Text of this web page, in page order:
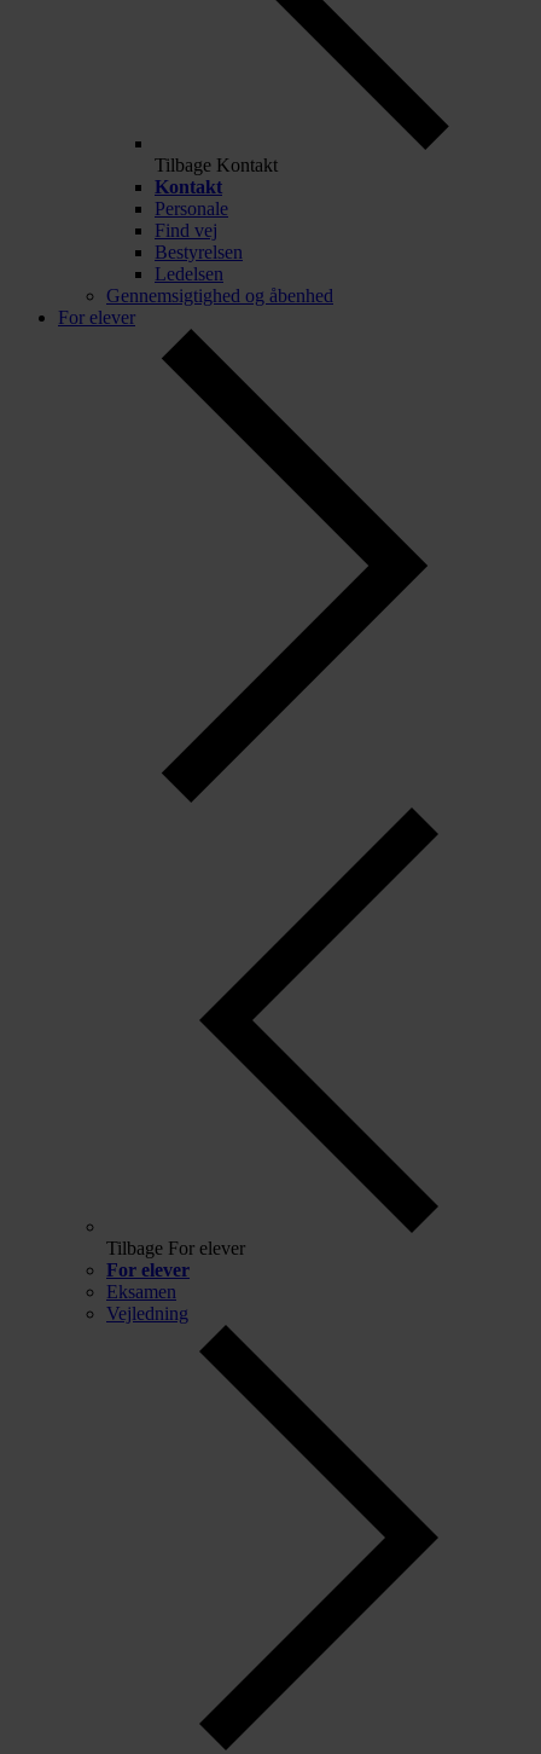
Tilbage Kontakt
Kontakt
Personale
Find vej
Bestyrelsen
Ledelsen
Gennemsigtighed og åbenhed
For elever
Tilbage For elever
For elever
Eksamen
Vejledning